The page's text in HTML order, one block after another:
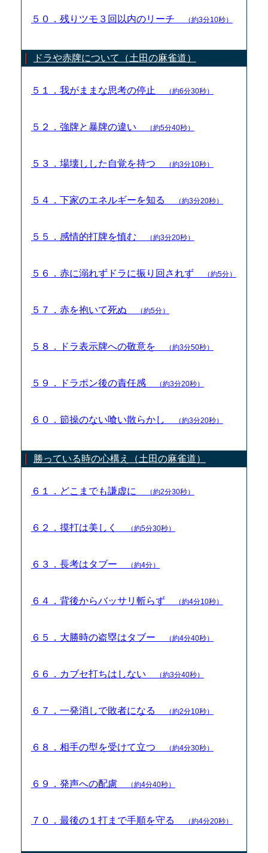
５０．残りツモ３回以内のリーチ （約3分10秒）
ドラや赤牌について（土田の麻雀道）
５１．我がままな思考の停止 （約6分30秒）
５２．強牌と暴牌の違い （約5分40秒）
５３．場壊しした自覚を持つ （約3分10秒）
５４．下家のエネルギーを知る （約3分20秒）
５５．感情的打牌を慎む （約3分20秒）
５６．赤に溺れずドラに振り回されず （約5分）
５７．赤を抱いて死ぬ （約5分）
５８．ドラ表示牌への敬意を （約3分50秒）
５９．ドラポン後の責任感 （約3分20秒）
６０．節操のない喰い散らかし （約3分20秒）
勝っている時の心構え（土田の麻雀道）
６１．どこまでも謙虚に （約2分30秒）
６２．摸打は美しく （約5分30秒）
６３．長考はタブー （約4分）
６４．背後からバッサリ斬らず （約4分10秒）
６５．大勝時の盗塁はタブー （約4分40秒）
６６．カブセ打ちはしない （約3分40秒）
６７．一発消しで敗者になる （約2分10秒）
６８．相手の型を受けて立つ （約4分30秒）
６９．発声への配慮 （約4分40秒）
７０．最後の１打まで手順を守る （約4分20秒）